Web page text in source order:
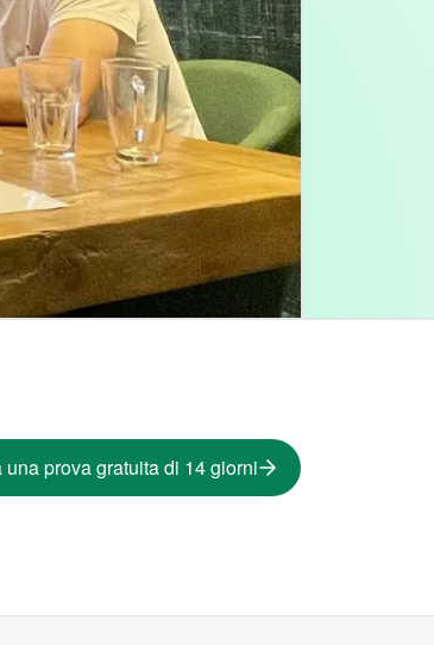
una prova gratuita di 14 giorni